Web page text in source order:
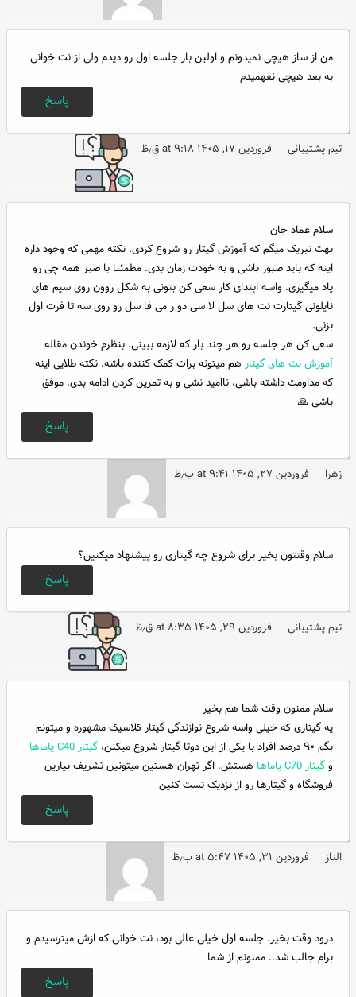
من از ساز هیچی نمیدونم و اولین بار جلسه اول رو دیدم ولی از نت خوانی
به بعد هیچی نفهمیدم
پاسخ
تیم پشتیبانی فروردین ۱۷, ۱۴۰۵ at ۹:۱۸ ق٫ظ
سلام عماد جان
بهت تبریک میگم که آموزش گیتار رو شروع کردی. نکته مهمی که وجود داره
اینه که باید صبور باشی و به خودت زمان بدی. مطمئنا با صبر همه چی رو
یاد میگیری. واسه ابتدای کار سعی کن بتونی به شکل روون روی سیم های
نایلونی گیتارت نت های سل لا سی دو ر می فا سل رو روی سه تا فرت اول
بزنی.
سعی کن هر جلسه رو هر چند بار که لازمه ببینی. بنظرم خوندن مقاله
آموزش نت های گیتار هم میتونه برات کمک کننده باشه. نکته طلایی اینه
که مداومت داشته باشی، ناامید نشی و به تمرین کردن ادامه بدی. موفق
باشی 🙏
پاسخ
زهرا فروردین ۲۷, ۱۴۰۵ at ۹:۴۱ ب٫ظ
سلام وقتتون بخیر برای شروع چه گیتاری رو پیشنهاد میکنین؟
پاسخ
تیم پشتیبانی فروردین ۲۹, ۱۴۰۵ at ۸:۳۵ ق٫ظ
سلام ممنون وقت شما هم بخیر
یه گیتاری که خیلی واسه شروع نوازندگی گیتار کلاسیک مشهوره و میتونم
بگم ۹۰ درصد افراد با یکی از این دوتا گیتار شروع میکنن،
گیتار C40 یاماها
وگیتار C70 یاماها
هستش. اگر تهران هستین میتونین تشریف بیارین
فروشگاه و گیتارها رو از نزدیک تست کنین
پاسخ
الناز فروردین ۳۱, ۱۴۰۵ at ۵:۴۷ ب٫ظ
درود وقت بخیر. جلسه اول خیلی عالی بود، نت خوانی که ازش میترسیدم و
برام جالب شد.. ممنونم از شما
پاسخ